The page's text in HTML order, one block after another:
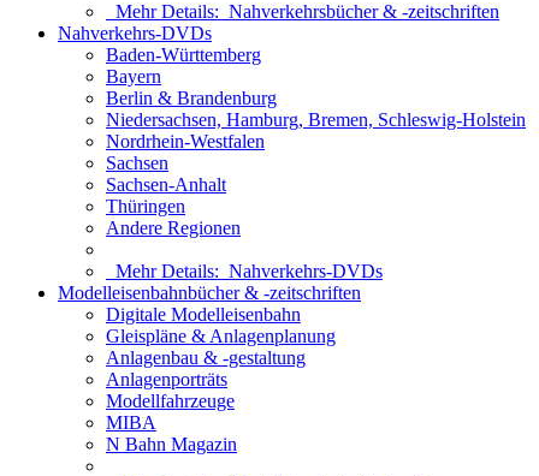
Mehr Details: Nahverkehrsbücher & -zeitschriften
Nahverkehrs-DVDs
Baden-Württemberg
Bayern
Berlin & Brandenburg
Niedersachsen, Hamburg, Bremen, Schleswig-Holstein
Nordrhein-Westfalen
Sachsen
Sachsen-Anhalt
Thüringen
Andere Regionen
Mehr Details: Nahverkehrs-DVDs
Modelleisenbahnbücher & -zeitschriften
Digitale Modelleisenbahn
Gleispläne & Anlagenplanung
Anlagenbau & -gestaltung
Anlagenporträts
Modellfahrzeuge
MIBA
N Bahn Magazin